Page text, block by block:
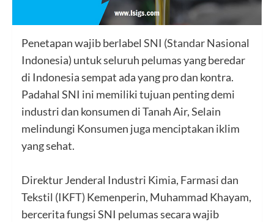
Penetapan wajib berlabel SNI (StandarNasional
Indonesia) untuk seluruh pelumas yang beredar
di Indonesia sempat ada yang pro dan kontra.
Padahal SNI ini memiliki tujuan penting demi
industri dan konsumen di Tanah Air, Selain
melindungi Konsumen juga menciptakan iklim
yang sehat.
Direktur Jenderal Industri Kimia, Farmasi dan
Tekstil (IKFT) Kemenperin, Muhammad Khayam,
bercerita fungsi SNI pelumas secara wajib